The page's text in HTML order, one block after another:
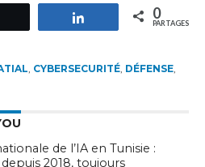
Partagez 0
PARTAGES
CYBERSECURITÉ, DÉFENSE,
de l’IA en Tunisie :
2018, toujours